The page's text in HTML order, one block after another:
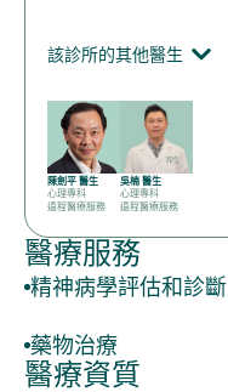
該診所的其他醫生
陳劍平 醫生
心理專科
遠程醫療服務
吳楠 醫生
心理專科
遠程醫療服務
醫療服務
精神病學評估和診斷
藥物治療
醫療資質